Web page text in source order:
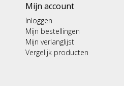
Mijn account
Inloggen
Mijn bestellingen
Mijn verlanglijst
Vergelijk producten